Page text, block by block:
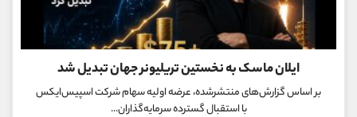
ایلان ماسک به نخستین تریلیونر جهان تبدیل شد
بر اساس گزارش‌های منتشرشده، عرضه اولیه سهام شرکت اسپیس‌ایکس
با استقبال گسترده سرمایه‌گذاران...